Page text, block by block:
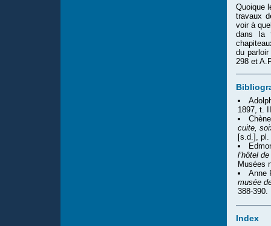
Quoique
travaux
voir à
dans la
du parloir
298 et
1897, t.
cuite,
[s.d.], pl.
l’hôtel
Musées
Anne
musée
388-390.
Index